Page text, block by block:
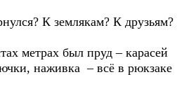
К землякам? К
метрах был пруд – карасей
наживка – всё в рюкзаке